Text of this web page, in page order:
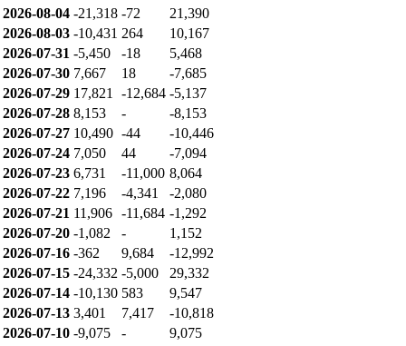
기관: -22,529
외인: -41,425
순매수
날짜 개인 기관
외인
2026-08-07 5,911 -
-5,911
2026-08-06 2,539 -
-2,539
2026-08-05 -6,974 -192
7,166
2026-08-04 -21,318 -72
21,390
2026-08-03 -10,431 264
10,167
2026-07-31 -5,450 -18
5,468
2026-07-30 7,667 18
-7,685
2026-07-29 17,821 -12,684
-5,137
2026-07-28 8,153 -
-8,153
2026-07-27 10,490 -44
-10,446